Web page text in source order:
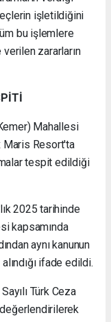
işletildiğini
bu işlemlere
zararların
Mahallesi
Maris Resort'ta
tespit edildiği
2025 tarihinde
kapsamında
aynı kanunun
ifade edildi.
Türk Ceza
değerlendirilerek